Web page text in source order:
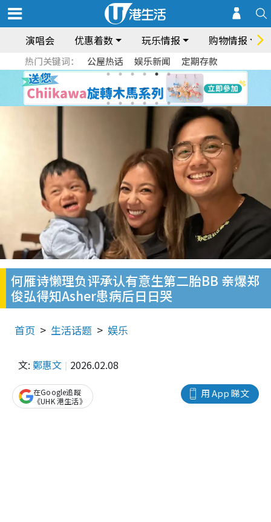
演唱会 优惠着数 玩乐情报 购物情报
热门关键词： 公屋热话 娱乐新闻 定期存款
何雁诗懒理负评承认有意生第二胎BB 亲爆郑
俊弘得知Asher患病后日日哭
首页 生活话题 娱乐
文: 鄭惠文 2026.02.08
用 App 睇文
在Google追蹤
《UHK 港生活》